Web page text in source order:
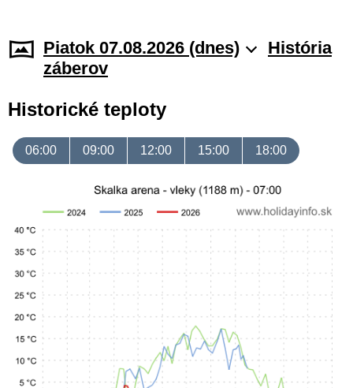
Piatok 07.08.2026 (dnes)
História
záberov
Historické teploty
06:00 09:00 12:00 15:00 18:00